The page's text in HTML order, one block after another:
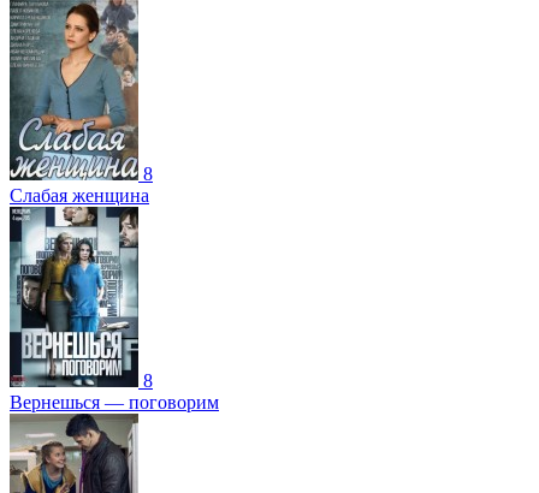
8
Слабая женщина
8
Вернешься — поговорим